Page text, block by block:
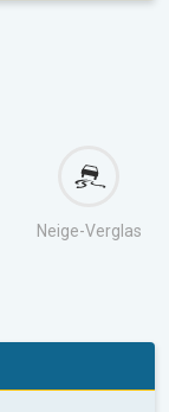
Neige-Verglas